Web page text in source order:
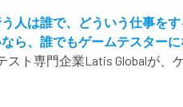
人は誰で、どういう仕事をす
ら、誰でもゲームテスターに
ト専門企業Latis Globalが